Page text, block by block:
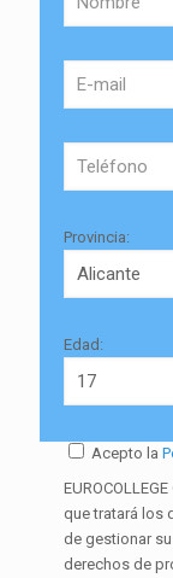
Provincia:
Edad:
Acepto la
que tratará los
de gestionar
derechos de